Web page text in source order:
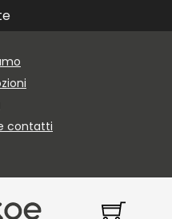
contatti